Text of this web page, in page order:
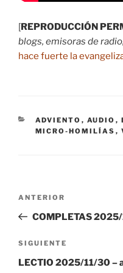
[REPRODUCCIÓN
blogs, emisoras de
hace fuerte la
CATEGORÍAS
ADVIENTO , AUDIO ,
MICRO-HOMILÍAS ,
entradas
Entrada
anterior:
ANTERIOR
COMPLETAS
Siguiente
entrada
SIGUIENTE
LECTIO 2025/11/30 –